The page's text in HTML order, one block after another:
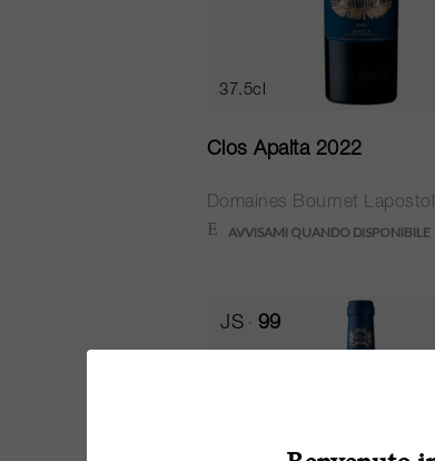
37.5cl
Clos Apalta 2022
Domaines Bournet
JS 99